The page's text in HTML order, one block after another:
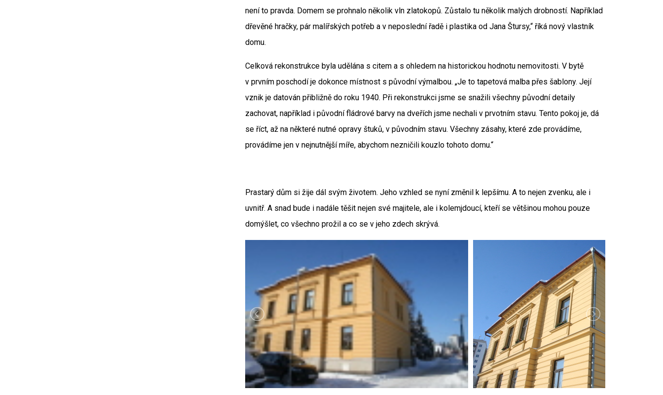
není to pravda. Domem se prohnalo několik vln zlatokopů. Zůstalo tu několik malých drobností. Například
dřevěné hračky, pár malířských potřeb a v neposlední řadě i plastika od Jana Štursy,“ říká nový vlastník
domu.
Celková rekonstrukce byla udělána s citem a s ohledem na historickou hodnotu nemovitosti. V bytě
v prvním poschodí je dokonce místnost s původní výmalbou. „Je to tapetová malba přes šablony. Její
vznik je datován přibližně do roku 1940. Při rekonstrukci jsme se snažili všechny původní detaily
zachovat, například i původní fládrové barvy na dveřích jsme nechali v prvotním stavu. Tento pokoj je, dá
se říct, až na některé nutné opravy štuků, v původním stavu. Všechny zásahy, které zde provádíme,
provádíme jen v nejnutnější míře, abychom nezničili kouzlo tohoto domu.“
Prastarý dům si žije dál svým životem. Jeho vzhled se nyní změnil k lepšímu. A to nejen zvenku, ale i
uvnitř. A snad bude i nadále těšit nejen své majitele, ale i kolemjdoucí, kteří se většinou mohou pouze
domýšlet, co všechno prožil a co se v jeho zdech skrývá.